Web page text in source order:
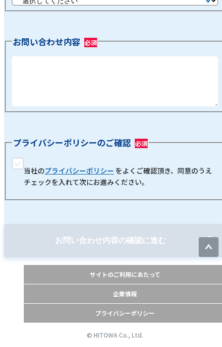
お問い合わせ内容
プライバシーポリシーのご確認
当社のプライバシーポリシー をよくご確認頂き、同意のうえ
チェックを入れて次にお進みください。
お問い合わせ内容の確認に進む
サイトのご利用にあたって
企業情報
プライバシーポリシー
© HITOWA Co., Ltd.